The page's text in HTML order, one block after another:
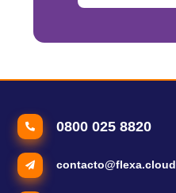
0800 025 8820
contacto@flexa.cloud